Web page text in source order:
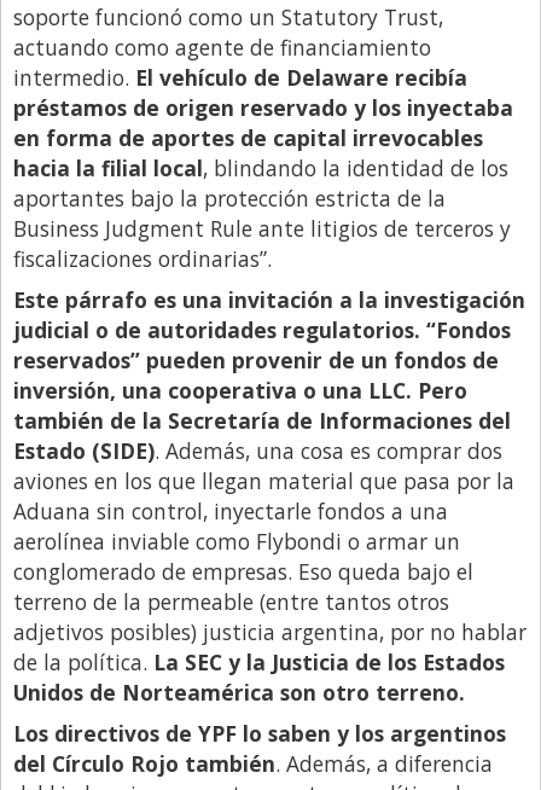
soporte funcionó como un Statutory Trust,
actuando como agente de financiamiento
intermedio. El vehículo de Delaware recibía
préstamos de origen reservado y los inyectaba
en forma de aportes de capital irrevocables
hacia la filial local, blindando la identidad de los
aportantes bajo la protección estricta de la
Business Judgment Rule ante litigios de terceros y
fiscalizaciones ordinarias”.
Este párrafo es una invitación a la investigación
judicial o de autoridades regulatorios. “Fondos
reservados” pueden provenir de un fondos de
inversión, una cooperativa o una LLC. Pero
también de la Secretaría de Informaciones del
Estado (SIDE). Además, una cosa es comprar dos
aviones en los que llegan material que pasa por la
Aduana sin control, inyectarle fondos a una
aerolínea inviable como Flybondi o armar un
conglomerado de empresas. Eso queda bajo el
terreno de la permeable (entre tantos otros
adjetivos posibles) justicia argentina, por no hablar
de la política. La SEC y la Justicia de los Estados
Unidos de Norteamérica son otro terreno.
Los directivos de YPF lo saben y los argentinos
del Círculo Rojo también. Además, a diferencia